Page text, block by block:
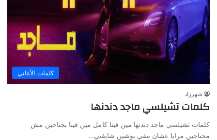
كلمات الأغاني
شهرزاد
كلمات تشيلسي ماجد دندنها
كلمات تشيلسي ماجد دندنها مين فينا كامل مين فينا بجناحين مش
محتاجين مرايا عشان نبقي بوشين شايفني…